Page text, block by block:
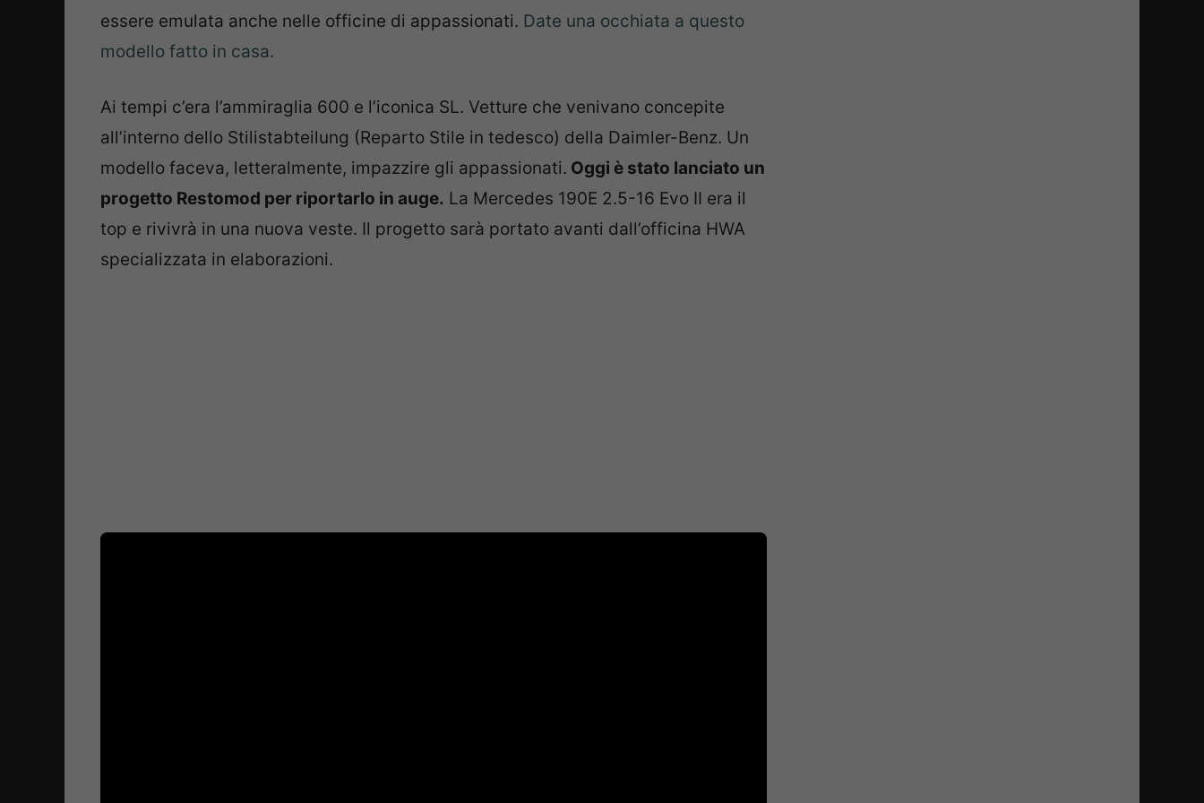
essere emulata anche nelle officine di appassionati. Date una occhiata a questo
modello fatto in casa.
Ai tempi c’era l’ammiraglia 600 e l’iconica SL. Vetture che venivano concepite
all’interno dello Stilistabteilung (Reparto Stile in tedesco) della Daimler-Benz. Un
modello faceva, letteralmente, impazzire gli appassionati. Oggi è stato lanciato un
progetto Restomod per riportarlo in auge. La Mercedes 190E 2.5-16 Evo II era il
top e rivivrà in una nuova veste. Il progetto sarà portato avanti dall’officina HWA
specializzata in elaborazioni.